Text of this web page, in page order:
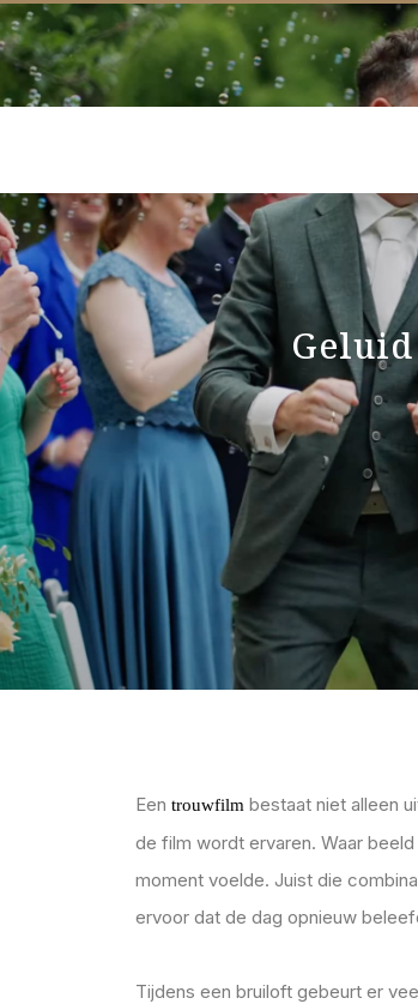
Eentrouwfilm bestaat niet alleen
de film wordt ervaren. Waar
moment voelde. Juist die
ervoor dat de dag opnieuw
Tijdens een bruiloft gebeurt er